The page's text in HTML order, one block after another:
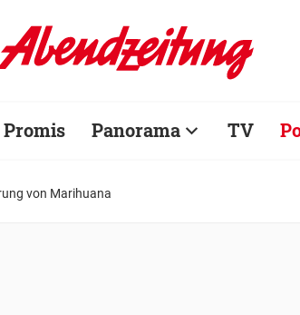
Promis Panorama TV
von Marihuana